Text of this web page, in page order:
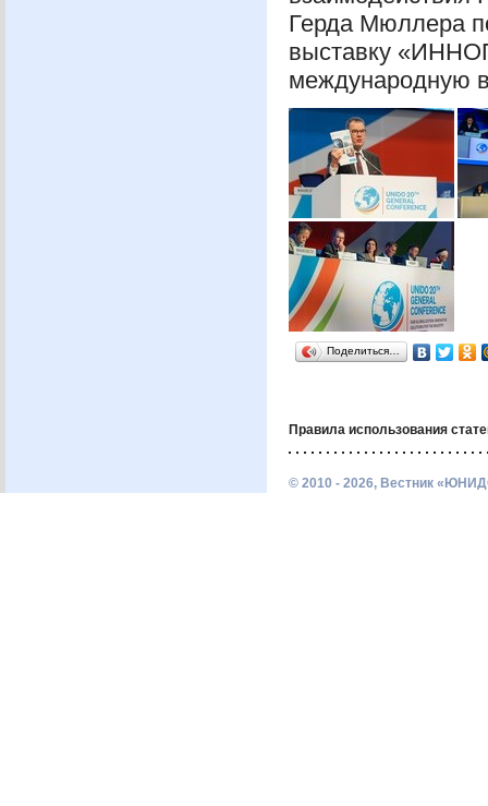
Герда Мюллера
выставку
международную
Поделиться…
Правила использования
© 2010 - 2026, Вестник